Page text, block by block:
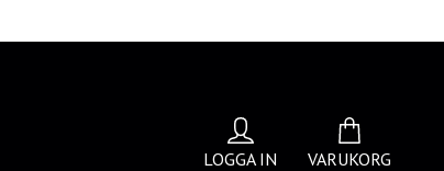
LOGGA IN VARUKORG